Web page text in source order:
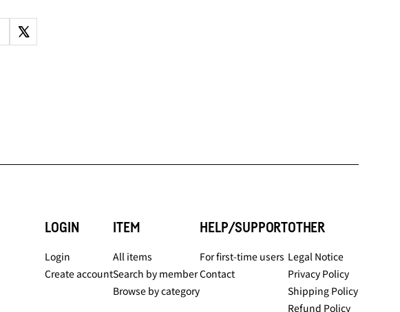
LOGIN
Login
Create account
ITEM
All items
Search by member
Browse by category
HELP/SUPPORT
For first-time users
Contact
OTHER
Legal Notice
Privacy Policy
Shipping Policy
Refund Policy